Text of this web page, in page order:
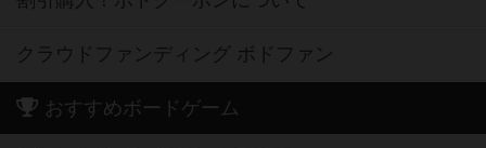
クラウドファンディング ボドファン
おすすめボードゲーム